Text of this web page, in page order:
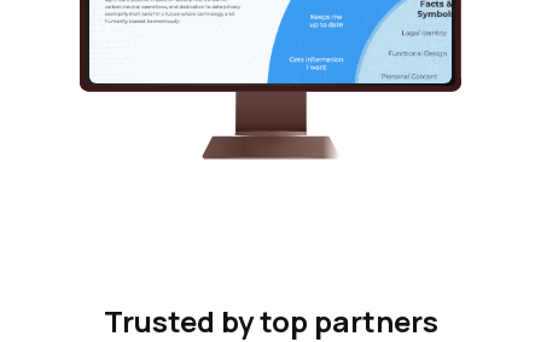
Trusted by top partners